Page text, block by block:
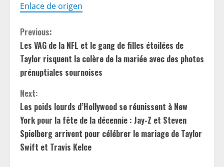
Enlace de origen
C
o
n
t
i
n
Previous:
Les VAG de la NFL et le gang de filles étoilées de
Taylor risquent la colère de la mariée avec des photos
prénuptiales sournoises
Next:
Les poids lourds d’Hollywood se réunissent à New
York pour la fête de la décennie : Jay-Z et Steven
Spielberg arrivent pour célébrer le mariage de Taylor
Swift et Travis Kelce